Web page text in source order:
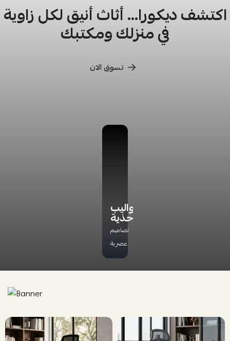
اكتشف ديكورا… أثاث أنيق لكل زاوية
في منزلك ومكتبك
تسوق الان
دواليب
أحذية
تصاميم
عصرية